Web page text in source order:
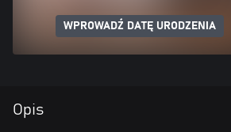
WPROWADŹ DATĘ URODZENIA
Opis